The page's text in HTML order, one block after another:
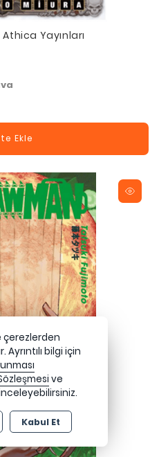
Yayınları
Ekle
çerezlerden
bilgi için
ve
Kabul Et